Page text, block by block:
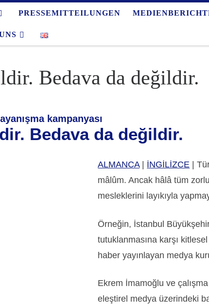
PRESSEMITTEILUNGEN
Bedava da değildir.
kampanyası
Bedava da değildir.
ALMANCA| İNGİLİZCE |
mâlûm. Ancak hâlâ tüm
mesleklerini layıkıyla
Örneğin, İstanbul
tutuklanmasına karşı
haber yayınlayan medya
Ekrem İmamoğlu ve çalışma
eleştirel medya üzerindeki